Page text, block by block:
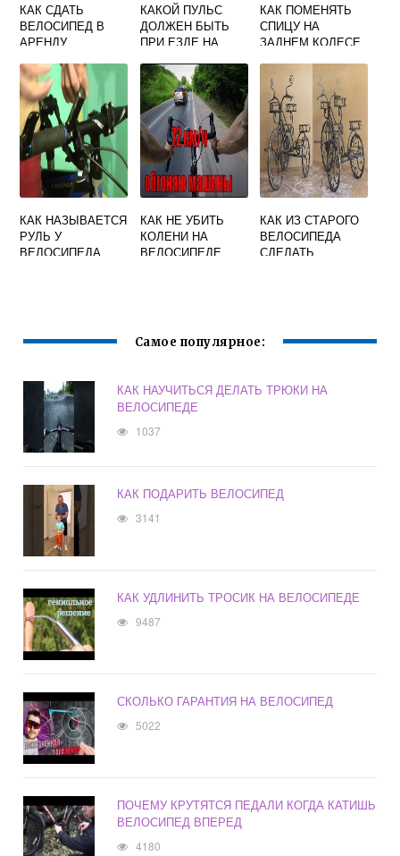
КАК СДАТЬ
ВЕЛОСИПЕД В
АРЕНДУ
КАКОЙ ПУЛЬС
ДОЛЖЕН БЫТЬ
ПРИ ЕЗДЕ НА
КАК ПОМЕНЯТЬ
СПИЦУ НА
ЗАДНЕМ КОЛЕСЕ
МНОГОСКОРОСТН
ОГО
КАК НАЗЫВАЕТСЯ
РУЛЬ У
ВЕЛОСИПЕДА
КАК НЕ УБИТЬ
КОЛЕНИ НА
ВЕЛОСИПЕДЕ
КАК ИЗ СТАРОГО
ВЕЛОСИПЕДА
СДЕЛАТЬ
Самое популярное:
КАК НАУЧИТЬСЯ ДЕЛАТЬ ТРЮКИ НА
ВЕЛОСИПЕДЕ
1037
КАК ПОДАРИТЬ ВЕЛОСИПЕД
3141
КАК УДЛИНИТЬ ТРОСИК НА ВЕЛОСИПЕДЕ
9487
СКОЛЬКО ГАРАНТИЯ НА ВЕЛОСИПЕД
5022
ПОЧЕМУ КРУТЯТСЯ ПЕДАЛИ КОГДА КАТИШЬ
ВЕЛОСИПЕД ВПЕРЕД
4180